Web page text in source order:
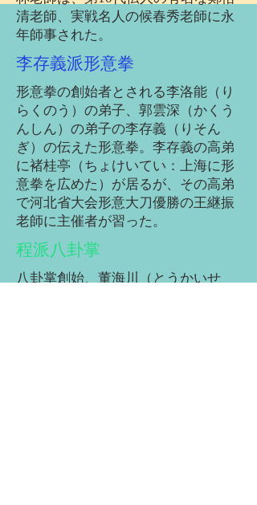
清老師、実戦名人の候春秀老師に永
年師事された。
李存義派形意拳
形意拳の創始者とされる李洛能（り
らくのう）の弟子、郭雲深（かくう
んしん）の弟子の李存義（りそん
ぎ）の伝えた形意拳。李存義の高弟
に褚桂亭（ちょけいてい：上海に形
意拳を広めた）が居るが、その高弟
で河北省大会形意大刀優勝の王継振
老師に主催者が習った。
程派八卦掌
八卦掌創始、董海川（とうかいせ